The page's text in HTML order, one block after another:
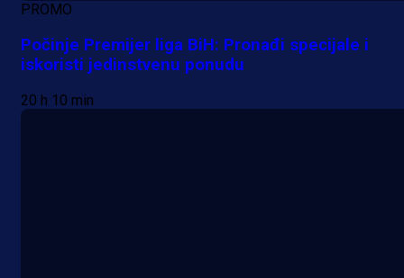
PROMO
Počinje Premijer liga BiH: Pronađi specijale i
iskoristi jedinstvenu ponudu
20 h 10 min